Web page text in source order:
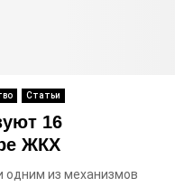
Статьи
16
ЖКХ
одним из механизмов